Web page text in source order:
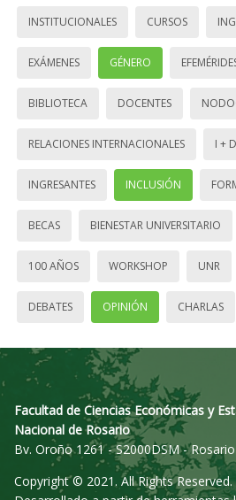
INSTITUCIONALES CURSOS
EXÁMENES GÉNERO
BIBLIOTECA DOCENTES
RELACIONES INTERNACIONALES I + D
INGRESANTES INCLUSIÓN
BECAS BIENESTAR UNIVERSITARIO
100 AÑOS WORKSHOP UNR
DEBATES OPINIÓN CHARLAS
Facultad de Ciencias Económicas y
Nacional de Rosario
Bv. Oroño 1261 - S2000DSM - Rosario
Copyright © 2021. All Rights Reserved.